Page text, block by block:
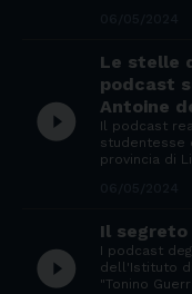
play_circle_filled
Le stelle
podcast
Antoine
Il podcast
studentesse
provincia di
play_circle_filled
Il
I podcast
dell'Istituto
"Tonino